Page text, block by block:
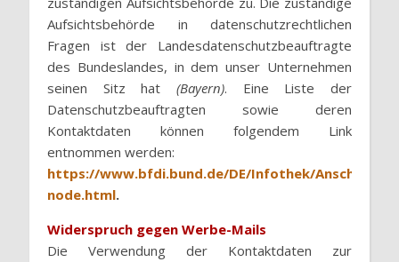
Aufsichtsbehörde in datenschutzrechtlichen
Fragen ist der Landesdatenschutzbeauftragte
des Bundeslandes, in dem unser Unternehmen
seinen Sitz hat (Bayern). Eine Liste der
Datenschutzbeauftragten sowie deren
Kontaktdaten können folgendem Link
entnommen werden:
https://www.bfdi.bund.de/DE/Infothek/
node.html.
Widerspruch gegen Werbe-Mails
Die Verwendung der Kontaktdaten
zur